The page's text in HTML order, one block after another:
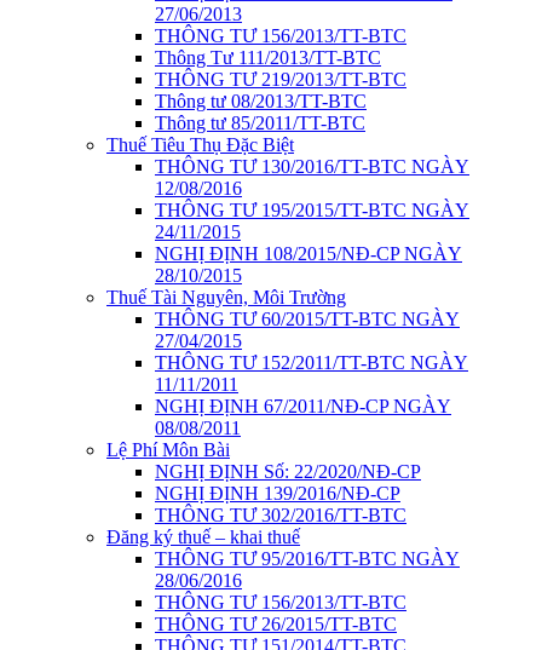
27/06/2013
THÔNG TƯ 156/2013/TT-BTC
Thông Tư 111/2013/TT-BTC
THÔNG TƯ 219/2013/TT-BTC
Thông tư 08/2013/TT-BTC
Thông tư 85/2011/TT-BTC
Thuế Tiêu Thụ Đặc Biệt
THÔNG TƯ 130/2016/TT-BTC NGÀY
12/08/2016
THÔNG TƯ 195/2015/TT-BTC NGÀY
24/11/2015
NGHỊ ĐỊNH 108/2015/NĐ-CP NGÀY
28/10/2015
Thuế Tài Nguyên, Môi Trường
THÔNG TƯ 60/2015/TT-BTC NGÀY
27/04/2015
THÔNG TƯ 152/2011/TT-BTC NGÀY
11/11/2011
NGHỊ ĐỊNH 67/2011/NĐ-CP NGÀY
08/08/2011
Lệ Phí Môn Bài
NGHỊ ĐỊNH Số: 22/2020/NĐ-CP
NGHỊ ĐỊNH 139/2016/NĐ-CP
THÔNG TƯ 302/2016/TT-BTC
Đăng ký thuế – khai thuế
THÔNG TƯ 95/2016/TT-BTC NGÀY
28/06/2016
THÔNG TƯ 156/2013/TT-BTC
THÔNG TƯ 26/2015/TT-BTC
THÔNG TƯ 151/2014/TT-BTC